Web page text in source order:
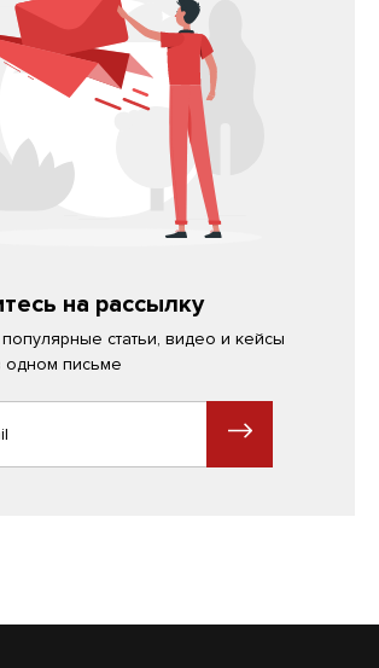
на рассылку
статьи, видео и кейсы
письме